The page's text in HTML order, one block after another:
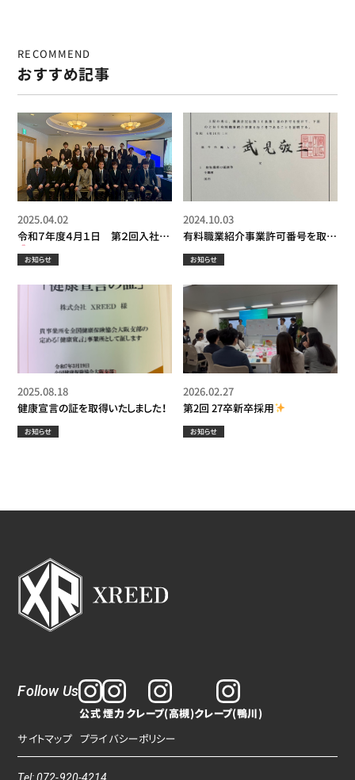
RECOMMEND
おすすめ記事
令和７年度４月１日 第２回入社式
2025.04.02
お知らせ
有料職業紹介事業許可番号を取得
2024.10.03
お知らせ
健康宣言の証を取得いたしました！
2025.08.18
お知らせ
第2回 27卒新卒採用
2026.02.27
お知らせ
Follow Us
公式 煙力 クレープ(高槻)クレープ(鴨川)
サイトマップ プライバシーポリシー